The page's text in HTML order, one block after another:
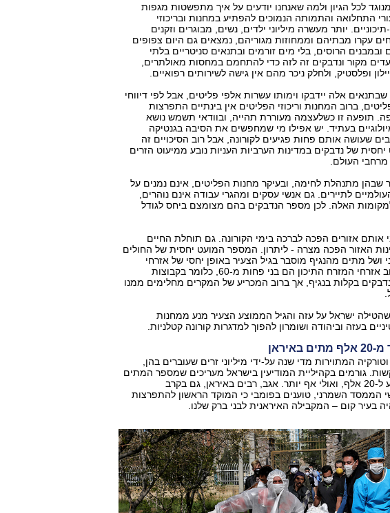
לכל הגיון ולמה שאנחנו יודעים על איך מתפשטות מגפות
התחלואה והתמותה הנמוכים להפתיע במחנות ובריכוזי
יותר מעשרה מיליוני ילדים, נשים, מבוגרים וזקנים
עקרו מבתיהם וממחוזות מגוריהם, נמצאים גם היום צפופים
ובמבנים הרוסים, בלי מים זורמים ובתנאים סניטריים בלתי
מקור ונדבקים זה לזה כדי להתחמם במחסות מאולתרים,
ופלסטיק, ולחלק ניכר מהם אין גישה לשירותים רפואיים.
אלה יידבקו וימותו עשרות אלפי פליטים, אבל לפי דיווחי
ברוב המחנות וריכוזי הפליטים אין בינתיים התפרצות
תופעה זו כשלעצמה מעוררת תהייה, ובוודאי תשמש נושא
בעתיד. יש אפילו מי שמחפשים את הסיבה בגנטיקה
שעושה אותם פחות פגיעים לקורונה, אבל רוב הסיכויים זה
של נדבקים במדינות הערביות העניות נובע ממיעוט הזרים
העולם.
שבהן מתנהלת לחימה, ובעיקר מחנות הפליטים, אינם נמנים על
לתיירים. גם אנשי עסקים ומהגרי עבודה אינם נוהרים,
האלה. לכן מספר הנדבקים בהם מצומצם ביחס לגודל
אותם אזורים הפכה לברכה בימי הקורונה. גם תוחלת החיים
האזור הפכה מצרה - ליתרון. המספר המועט יחסית של החולים
ושל מתים מהנגיף מוסבר בגיל הצעיר באופן יחסי של אזרחי
מדינות האזור. רוב אזרחי המזרח התיכון הם בני פחות מ-60, כלומר בקבוצות
בקלות בנגיף, אך ברוב המכריע של המקרים מחלימים ממנו
ישראל על עזה והגיל הממוצע הצעיר מנע ממחנות
בעזה וביהודה ושומרון להפוך למדגרות קורונה קטלניות.
המתוירות מדי שנה על-ידי מיליוני זרים שעוברים בהן,
גורמים בקהיליית המודיעין בישראל מעריכים שמספר המתים
באיראן כיום מגיע ל-20 אלף, ואולי אף יותר. אגב, רבים באיראן, גם בקרב
הממסד השמרני, טוענים בפומבי כי המוקד הראשון להתפרצות
בעיר קום – המקבילה האיראנית לבני ברק שלנו.